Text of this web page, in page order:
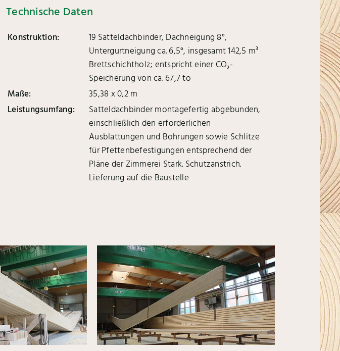
Technische Daten
Konstruktion:
19 Satteldachbinder, Dachneigung 8°,
Untergurtneigung ca. 6,5°, insgesamt 142,5 m3
Brettschichtholz; entspricht einer CO2-
Speicherung von ca. 67,7 to
Maße:
35,38 x 0,2 m
Leistungsumfang:
Satteldachbinder montagefertig abgebunden,
einschließlich den erforderlichen
Ausblattungen und Bohrungen sowie Schlitze
für Pfettenbefestigungen entsprechend der
Pläne der Zimmerei Stark. Schutzanstrich.
Lieferung auf die Baustelle